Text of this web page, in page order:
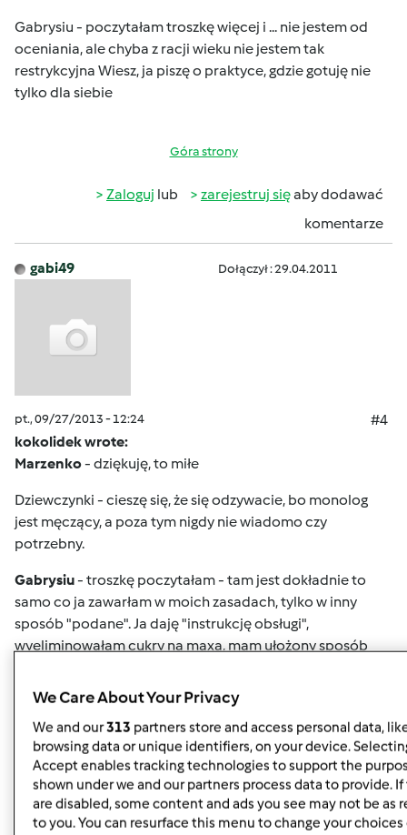
Gabrysiu - poczytałam troszkę więcej i ... nie jestem od
oceniania, ale chyba z racji wieku nie jestem tak
restrykcyjna Wiesz, ja piszę o praktyce, gdzie gotuję nie
tylko dla siebie
Góra strony
Zaloguj lub zarejestruj sięaby dodawać
komentarze
gabi49 Dołączył : 29.04.2011
pt., 09/27/2013 - 12:24
#4
kokolidek wrote:
Marzenko- dziękuję, to miłe
Dziewczynki - cieszę się, że się odzywacie, bo monolog
jest męczący, a poza tym nigdy nie wiadomo czy
potrzebny.
Gabrysiu- troszkę poczytałam - tam jest dokładnie to
samo co ja zawarłam w moich zasadach, tylko w inny
sposób "podane". Ja daję "instrukcję obsługi",
wyeliminowałam cukry na maxa, mam ułożony sposób
węglowodany ograniczone, przewaga warzyw itd.
Haniu - ciasta to raz kiedyś i 20 minut przed obiadem.
Dziękuję Alu,o to mi chodziło.
Góra strony
We Care About Your Privacy
We and our313 partners store and access personal data,
browsing data or unique identifiers, on your device.
Accept enables tracking technologies to support the
shown under we and our partners process data to provide. If
are disabled, some content and ads you see may not be as
to you. You can resurface this menu to change your choices